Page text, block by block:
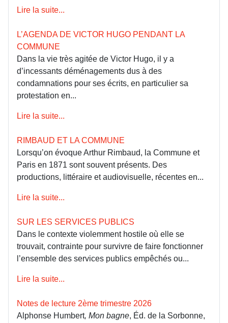
Lire la suite...
L’AGENDA DE VICTOR HUGO PENDANT LA
COMMUNE
Dans la vie très agitée de Victor Hugo, il y a
d’incessants déménagements dus à des
condamnations pour ses écrits, en particulier sa
protestation en...
Lire la suite...
RIMBAUD ET LA COMMUNE
Lorsqu’on évoque Arthur Rimbaud, la Commune et
Paris en 1871 sont souvent présents. Des
productions, littéraire et audiovisuelle, récentes en...
Lire la suite...
SUR LES SERVICES PUBLICS
Dans le contexte violemment hostile où elle se
trouvait, contrainte pour survivre de faire fonctionner
l’ensemble des services publics empêchés ou...
Lire la suite...
Notes de lecture 2ème trimestre 2026
Alphonse Humbert, Mon bagne, Éd. de la Sorbonne,